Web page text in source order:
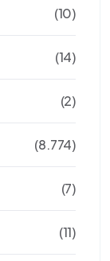
(10)
(14)
(2)
(8.774)
(7)
(11)